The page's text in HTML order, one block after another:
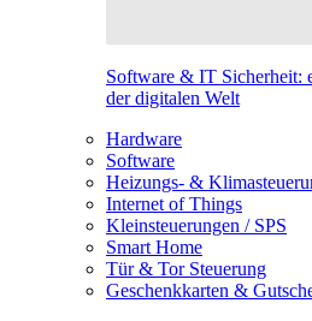
Software & IT Sicherheit:
der digitalen Welt
Hardware
Software
Heizungs- &
Internet of Things
Kleinsteuerungen / SPS
Smart Home
Tür & Tor Steuerung
Geschenkkarten &